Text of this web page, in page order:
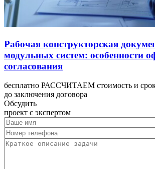
Рабочая конструкторская
модульных систем: особенности
согласования
бесплатно РАССЧИТАЕМ стоимость и
до заключения договора
Обсудить
проект с экспертом